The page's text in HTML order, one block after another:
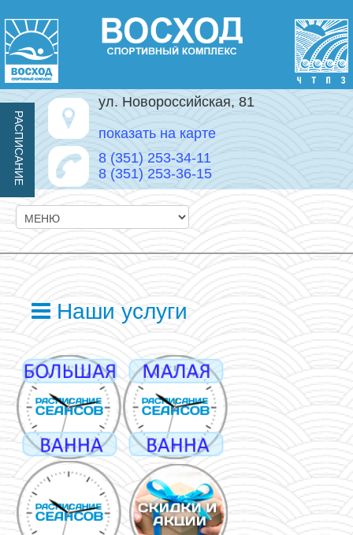
ул. Новороссийская, 81
показать на карте
8 (351) 253-34-11
8 (351) 253-36-15
РАСПИСАНИЕ